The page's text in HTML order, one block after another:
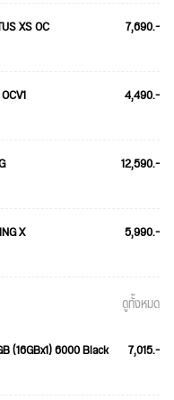
XS OC 7,690.-
4,490.-
12,590.-
X 5,990.-
ดูทั้งหมด
(16GBx1) 6000 Black 7,015.-